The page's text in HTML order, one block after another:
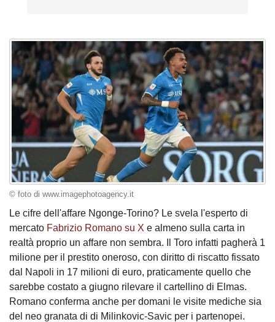
© foto di www.imagephotoagency.it
Le cifre dell'affare Ngonge-Torino? Le svela l'esperto di
mercato Fabrizio Romano su X e almeno sulla carta in
realtà proprio un affare non sembra. Il Toro infatti pagherà 1
milione per il prestito oneroso, con diritto di riscatto fissato
dal Napoli in 17 milioni di euro, praticamente quello che
sarebbe costato a giugno rilevare il cartellino di Elmas.
Romano conferma anche per domani le visite mediche sia
del neo granata di di Milinkovic-Savic per i partenopei.